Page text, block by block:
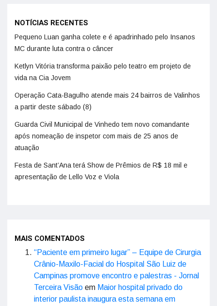
NOTÍCIAS RECENTES
Pequeno Luan ganha colete e é apadrinhado pelo Insanos
MC durante luta contra o câncer
Ketlyn Vitória transforma paixão pelo teatro em projeto de
vida na Cia Jovem
Operação Cata-Bagulho atende mais 24 bairros de Valinhos
a partir deste sábado (8)
Guarda Civil Municipal de Vinhedo tem novo comandante
após nomeação de inspetor com mais de 25 anos de
atuação
Festa de Sant’Ana terá Show de Prêmios de R$ 18 mil e
apresentação de Lello Voz e Viola
MAIS COMENTADOS
“Paciente em primeiro lugar” – Equipe de Cirurgia
Crânio-Maxilo-Facial do Hospital São Luiz de
Campinas promove encontro e palestras - Jornal
Terceira Visão em Maior hospital privado do
interior paulista inaugura esta semana em